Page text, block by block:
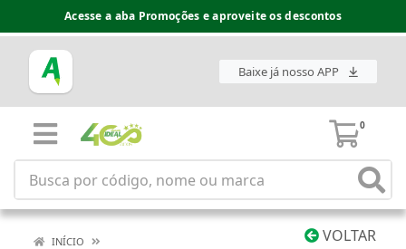
Acesse a aba Promoções e aproveite os descontos
Baixe já nosso APP
0
VOLTAR
INÍCIO